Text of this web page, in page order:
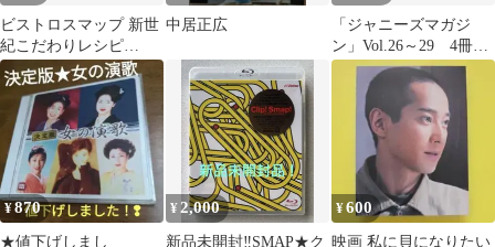
ビストロスマップ 新世
紀こだわりレシピ
SMAP×SMAP 扶桑社 料
理本 中古
中居正広
「ジャニーズマガジ
ン」Vol.26～29 4冊セ
ット
¥870
★値下げしまし
¥ 2,000
新品未開封‼️SMAP★ク
¥600
映画 私に貝になりたい